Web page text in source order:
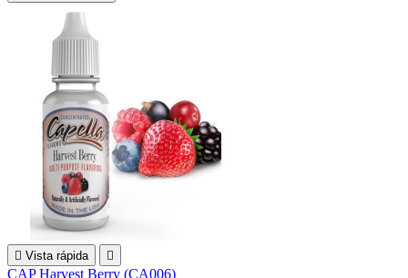
 Vista rápida 
CAP Harvest Berry (CA006)